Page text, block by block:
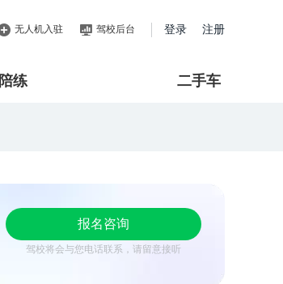
无人机入驻 驾校后台 登录 注册
陪练 二手车
报名咨询
驾校将会与您电话联系，请留意接听